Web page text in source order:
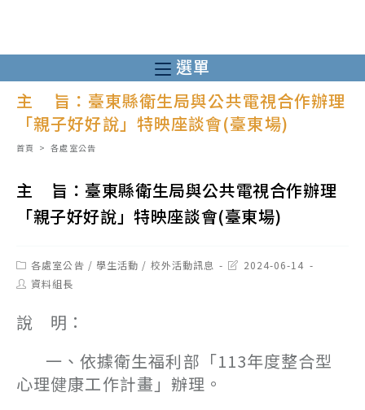
至
主
選單
主 旨：臺東縣衛生局與公共電視合作辦理
「親子好好說」特映座談會(臺東場)
首頁 > 各處室公告
主 旨：臺東縣衛生局與公共電視合作辦理
「親子好好說」特映座談會(臺東場)
Post
category:
各處室公告 / 學生活動 / 校外活動訊息
Post2024-06-14
Post資料組長
說 明：
一、依據衛生福利部「113年度整合型
心理健康工作計畫」辦理。